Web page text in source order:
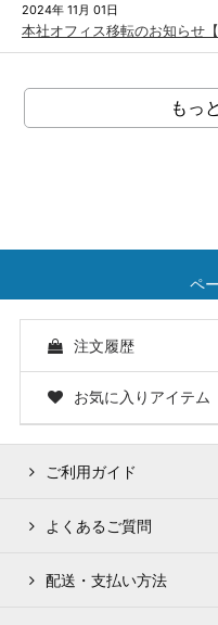
2024年 11月 01日
本社オフィス移転のお知らせ
もっ
ペ
注文履歴
お気に入りアイテム
ご利用ガイド
よくあるご質問
配送・支払い方法